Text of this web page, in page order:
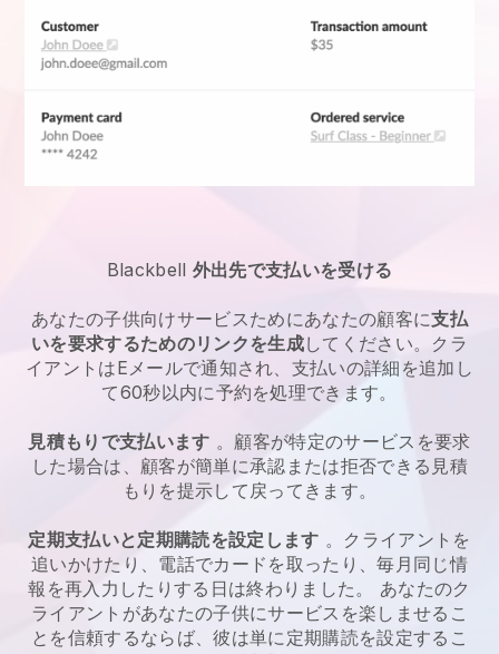
Blackbell 外出先で支払いを受ける
あなたの子供向けサービスためにあなたの顧客に支払
いを要求するためのリンクを生成してください。クラ
イアントはEメールで通知され、支払いの詳細を追加し
て60秒以内に予約を処理できます。
見積もりで支払います 。顧客が特定のサービスを要求
した場合は、顧客が簡単に承認または拒否できる見積
もりを提示して戻ってきます。
定期支払いと定期購読を設定します 。クライアントを
追いかけたり、電話でカードを取ったり、毎月同じ情
報を再入力したりする日は終わりました。 あなたのク
ライアントがあなたの子供にサービスを楽しませるこ
とを信頼するならば、彼は単に定期購読を設定するこ